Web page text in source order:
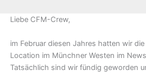
Liebe CFM-Crew,
im Februar diesen Jahres hatten wir
Location im Münchner Westen im
Tatsächlich sind wir fündig geworden